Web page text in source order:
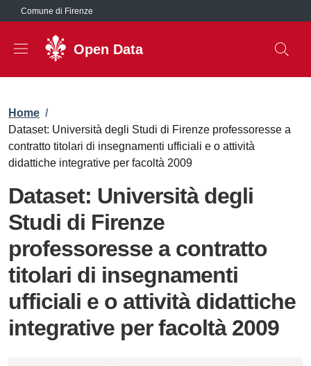
Salta al contenuto principale
Comune di Firenze
Open Data
Briciole di pane
Home /
Dataset: Università degli Studi di Firenze professoresse a
contratto titolari di insegnamenti ufficiali e o attività
didattiche integrative per facoltà 2009
Dataset: Università degli
Studi di Firenze
professoresse a contratto
titolari di insegnamenti
ufficiali e o attività didattiche
integrative per facoltà 2009